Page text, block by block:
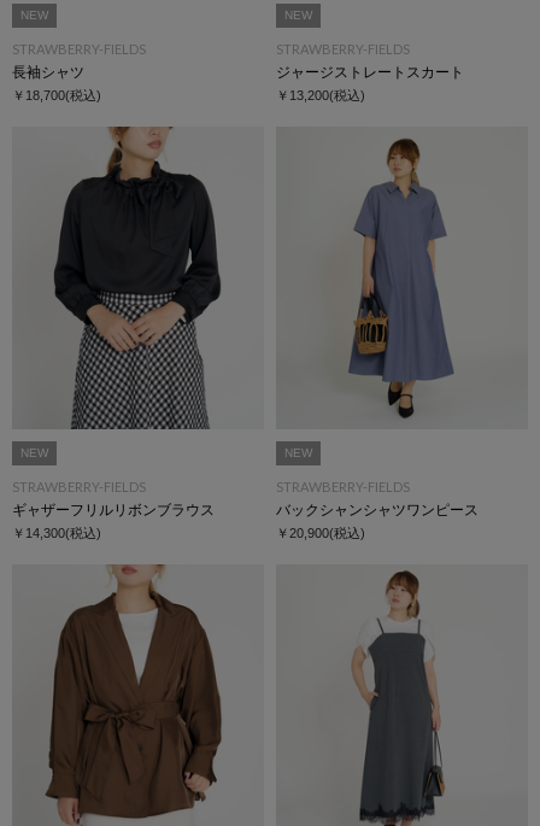
NEW
STRAWBERRY-FIELDS
長袖シャツ
￥18,700(税込)
NEW
STRAWBERRY-FIELDS
ジャージストレートスカート
￥13,200(税込)
NEW
STRAWBERRY-FIELDS
ギャザーフリルリボンブラウス
￥14,300(税込)
NEW
STRAWBERRY-FIELDS
バックシャンシャツワンピース
￥20,900(税込)